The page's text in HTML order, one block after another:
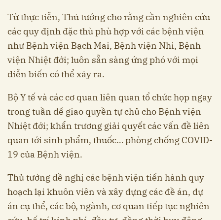
Từ thực tiễn, Thủ tướng cho rằng cần nghiên cứu
các quy định đặc thù phù hợp với các bệnh viện
như Bệnh viện Bạch Mai, Bệnh viện Nhi, Bệnh
viện Nhiệt đới; luôn sẵn sàng ứng phó với mọi
diễn biến có thể xảy ra.
Bộ Y tế và các cơ quan liên quan tổ chức họp ngay
trong tuần để giao quyền tự chủ cho Bệnh viện
Nhiệt đới; khẩn trương giải quyết các vấn đề liên
quan tới sinh phẩm, thuốc… phòng chống COVID-
19 của Bệnh viện.
Thủ tướng đề nghị các bệnh viện tiến hành quy
hoạch lại khuôn viên và xây dựng các đề án, dự
án cụ thể, các bộ, ngành, cơ quan tiếp tục nghiên